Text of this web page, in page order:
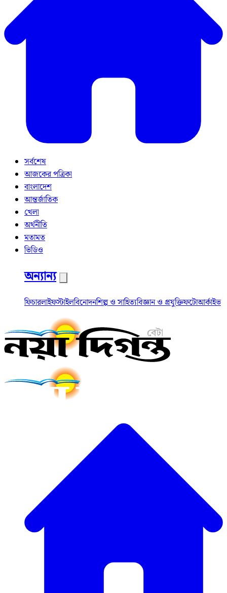
সর্বশেষ
আজকের পত্রিকা
বাংলাদেশ
আন্তর্জাতিক
খেলা
অর্থনীতি
মতামত
ভিডিও
অন্যান্য
ফিচারলাইফস্টাইলবিনোদনশিল্প ও সাহিত্যবিজ্ঞান ও প্রযুক্তিফটোআর্কাইভ